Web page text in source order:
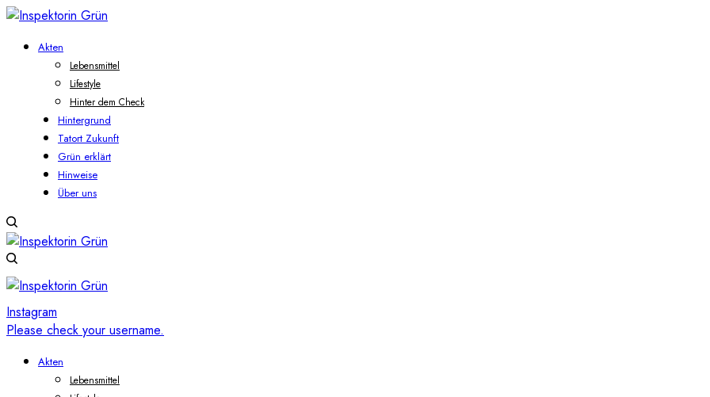
Akten
Lebensmittel
Lifestyle
Hinter dem Check
Hintergrund
Tatort Zukunft
Grün erklärt
Hinweise
Über uns
Instagram
Please check your username.
Akten
Lebensmittel